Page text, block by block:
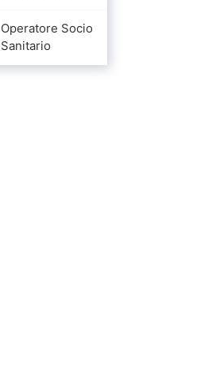
Operatore Socio
Sanitario